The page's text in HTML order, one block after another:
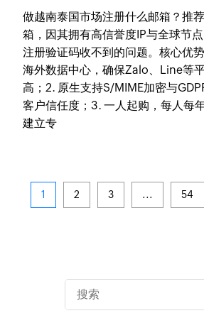
做越南泰国市场注册什么邮箱？推
箱，因其拥有高信誉度IP与全球节
注册验证码收不到的问题。核心优
海外数据中心，确保Zalo、Line等
高；2. 原生支持S/MIME加密与
客户信任度；3. 一人起购，每人每
建立专
1 2 3 ... 54